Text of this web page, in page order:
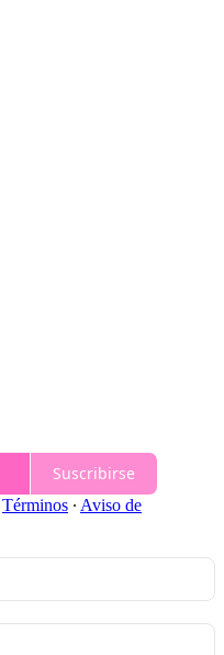
Suscribirse
Términos ∙ Aviso de